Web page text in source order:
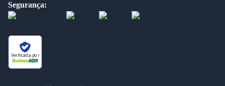
Segurança:
Verificada por